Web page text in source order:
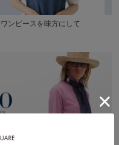
ンピースを味方にして